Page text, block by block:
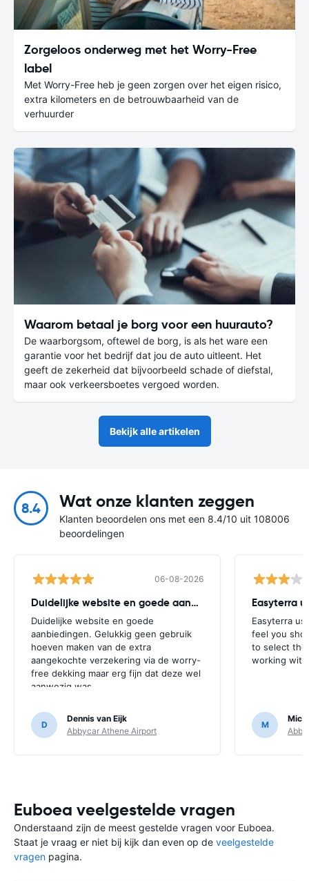
Zorgeloos onderweg met het Worry-Free
label
Met Worry-Free heb je geen zorgen over het eigen risico,
extra kilometers en de betrouwbaarheid van de
verhuurder
Waarom betaal je borg voor een huurauto?
De waarborgsom, oftewel de borg, is als het ware een
garantie voor het bedrijf dat jou de auto uitleent. Het
geeft de zekerheid dat bijvoorbeeld schade of diefstal,
maar ook verkeersboetes vergoed worden.
Bekijk alle artikelen
8.4 Wat onze klanten zeggen
Klanten beoordelen ons met een 8.4/10 uit 108006
beoordelingen
06-08-2026
Duidelijke website en goede aanbiedingen
Duidelijke website en goede
aanbiedingen. Gelukkig geen gebruik
hoeven maken van de extra
aangekochte verzekering via de worry-
free dekking maar erg fijn dat deze wel
aanwezig was.
D
Dennis van Eijk
Abbycar Athene Airport
Easyterra
Easyterra
feel you
to select the
working with
M
Euboea veelgestelde vragen
Onderstaand zijn de meest gestelde vragen voor Euboea.
Staat je vraag er niet bij kijk dan even op de veelgestelde
vragen pagina.